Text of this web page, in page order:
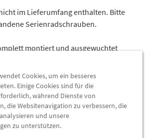
im Lieferumfang enthalten. Bitte
Serienradschrauben.
montiert und ausgewuchtet
Zink.
mit Winterreifen für die
rechts mit der Teilenummer
separat erhältlich.
Cookies, um ein besseres
Einige Cookies sind für die
während Dienste von
die Websitenavigation zu verbessern, die
und unsere
zu unterstützen.